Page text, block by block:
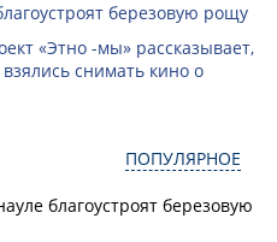
березовую рощу
«Этно -мы» рассказывает,
снимать кино о
ПОПУЛЯРНОЕ
благоустроят березовую